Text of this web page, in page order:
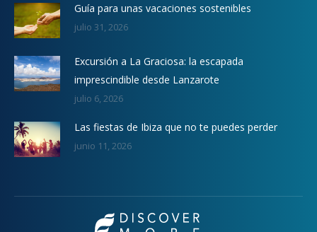
Guía para unas vacaciones sostenibles
julio 31, 2026
Excursión a La Graciosa: la escapada
imprescindible desde Lanzarote
julio 6, 2026
Las fiestas de Ibiza que no te puedes perder
junio 11, 2026